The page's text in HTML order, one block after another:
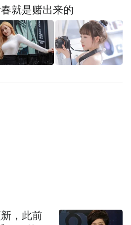
就是赌出来的
，此前